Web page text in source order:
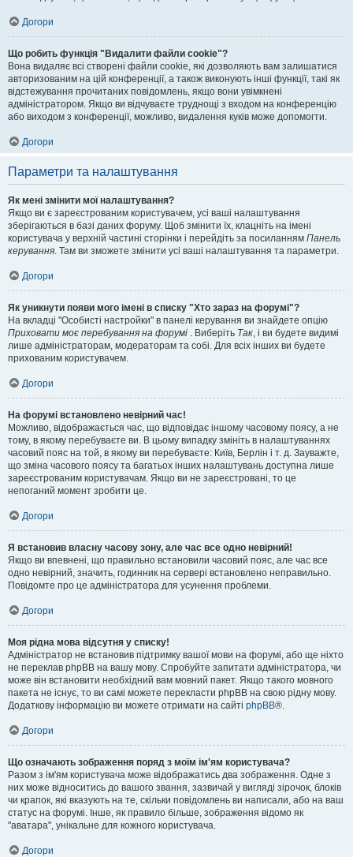
Догори
Що робить функція "Видалити файли cookie"?
Вона видаляє всі створені файли cookie, які дозволяють вам залишатися
авторизованим на цій конференції, а також виконують інші функції, такі як
відстежування прочитаних повідомлень, якщо вони увімкнені
адміністратором. Якщо ви відчуваєте труднощі з входом на конференцію
або виходом з конференції, можливо, видалення куків може допомогти.
Догори
Параметри та налаштування
Як мені змінити мої налаштування?
Якщо ви є зареєстрованим користувачем, усі ваші налаштування
зберігаються в базі даних форуму. Щоб змінити їх, клацніть на імені
користувача у верхній частині сторінки і перейдіть за посиланням Панель
керування. Там ви зможете змінити усі ваші налаштування та параметри.
Догори
Як уникнути появи мого імені в списку "Хто зараз на форумі"?
На вкладці "Особисті настройки" в панелі керування ви знайдете опцію
Приховати моє перебування на форумі . Виберіть Так, і ви будете видимі
лише адміністраторам, модераторам та собі. Для всіх інших ви будете
прихованим користувачем.
Догори
На форумі встановлено невірний час!
Можливо, відображається час, що відповідає іншому часовому поясу, а не
тому, в якому перебуваєте ви. В цьому випадку змініть в налаштуваннях
часовий пояс на той, в якому ви перебуваєте: Київ, Берлін і т. д. Зауважте,
що зміна часового поясу та багатьох інших налаштувань доступна лише
зареєстрованим користувачам. Якщо ви не зареєстровані, то це
непоганий момент зробити це.
Догори
Я встановив власну часову зону, але час все одно невірний!
Якщо ви впевнені, що правильно встановили часовий пояс, але час все
одно невірний, значить, годинник на сервері встановлено неправильно.
Повідомте про це адміністратора для усунення проблеми.
Догори
Моя рідна мова відсутня у списку!
Адміністратор не встановив підтримку вашої мови на форумі, або ще ніхто
не переклав phpBB на вашу мову. Спробуйте запитати адміністратора, чи
може він встановити необхідний вам мовний пакет. Якщо такого мовного
пакета не існує, то ви самі можете перекласти phpBB на свою рідну мову.
Додаткову інформацію ви можете отримати на сайті phpBB®.
Догори
Що означають зображення поряд з моїм ім'ям користувача?
Разом з ім'ям користувача може відображатись два зображення. Одне з
них може відноситись до вашого звання, зазвичай у вигляді зірочок, блоків
чи крапок, які вказують на те, скільки повідомлень ви написали, або на ваш
статус на форумі. Інше, як правило більше, зображення відомо як
"аватара", унікальне для кожного користувача.
Догори